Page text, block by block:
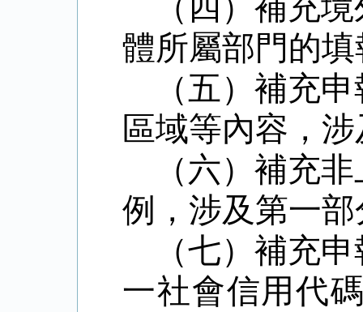
體所屬部門的
（五）補充
區域等內容，
（六）補充
例，涉及第一
（七）補充
一社會信用代